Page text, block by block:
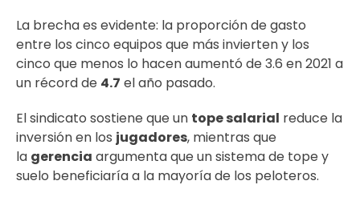
La brecha es evidente: la proporción de gasto
entre los cinco equipos que más invierten y los
cinco que menos lo hacen aumentó de 3.6 en 2021 a
un récord de 4.7 el año pasado.
El sindicato sostiene que un tope salarial reduce la
inversión en los jugadores, mientras que
la gerencia argumenta que un sistema de tope y
suelo beneficiaría a la mayoría de los peloteros.